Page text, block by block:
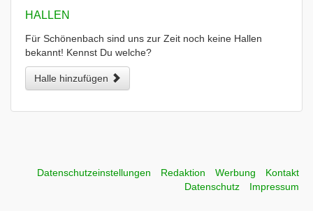
HALLEN
Für Schönenbach sind uns zur Zeit noch keine Hallen
bekannt! Kennst Du welche?
Halle hinzufügen
Datenschutzeinstellungen Redaktion Werbung
Kontakt
Datenschutz
Impressum